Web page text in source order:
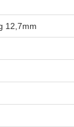
12,7mm